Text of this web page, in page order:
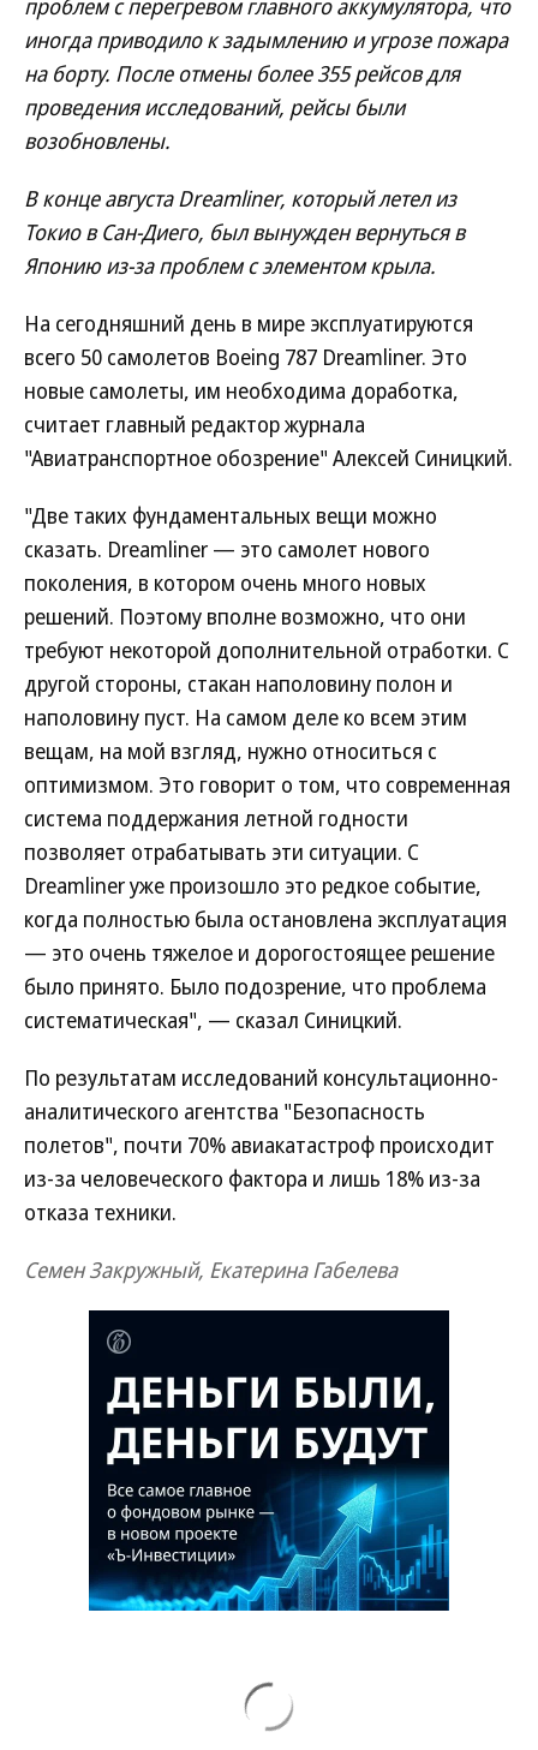
проблем с перегревом главного аккумулятора, что
иногда приводило к задымлению и угрозе пожара
на борту. После отмены более 355 рейсов для
проведения исследований, рейсы были
возобновлены.
В конце августа Dreamliner, который летел из
Токио в Сан-Диего, был вынужден вернуться в
Японию из-за проблем с элементом крыла.
На сегодняшний день в мире эксплуатируются
всего 50 самолетов Boeing 787 Dreamliner. Это
новые самолеты, им необходима доработка,
считает главный редактор журнала
"Авиатранспортное обозрение" Алексей Синицкий.
"Две таких фундаментальных вещи можно
сказать. Dreamliner — это самолет нового
поколения, в котором очень много новых
решений. Поэтому вполне возможно, что они
требуют некоторой дополнительной отработки. С
другой стороны, стакан наполовину полон и
наполовину пуст. На самом деле ко всем этим
вещам, на мой взгляд, нужно относиться с
оптимизмом. Это говорит о том, что современная
система поддержания летной годности
позволяет отрабатывать эти ситуации. С
Dreamliner уже произошло это редкое событие,
когда полностью была остановлена эксплуатация
— это очень тяжелое и дорогостоящее решение
было принято. Было подозрение, что проблема
систематическая", — сказал Синицкий.
По результатам исследований консультационно-
аналитического агентства "Безопасность
полетов", почти 70% авиакатастроф происходит
из-за человеческого фактора и лишь 18% из-за
отказа техники.
Семен Закружный, Екатерина Габелева